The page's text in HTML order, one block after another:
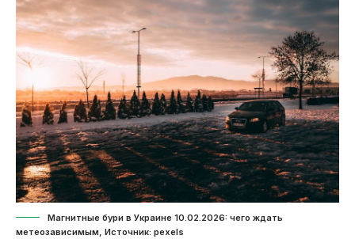
Магнитные бури в Украине 10.02.2026: чего ждать
метеозависимым, Источник: pexels